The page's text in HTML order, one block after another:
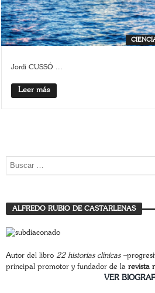
Jordi CUSSÓ ...
Leer más
ALFREDO RUBIO DE CASTARLENAS
Autor del libro 22 historias clínicas –
principal promotor y fundador de la revista
VER